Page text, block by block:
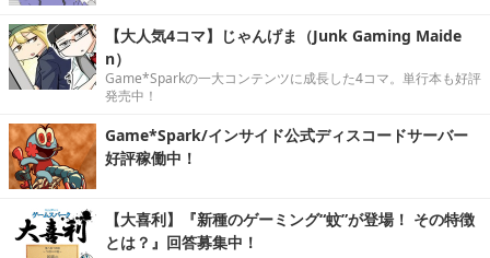
【大人気4コマ】じゃんげま（Junk Gaming Maide
n）
Game*Sparkの一大コンテンツに成長した4コマ。単行本も好評
発売中！
Game*Spark/インサイド公式ディスコードサーバー
好評稼働中！
【大喜利】『新種のゲーミング“蚊”が登場！ その特徴
とは？』回答募集中！